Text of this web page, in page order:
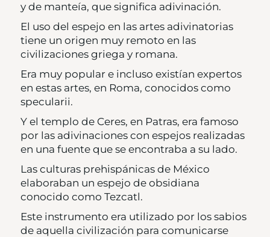
y de manteía, que significa adivinación.
El uso del espejo en las artes adivinatorias
tiene un origen muy remoto en las
civilizaciones griega y romana.
Era muy popular e incluso existían expertos
en estas artes, en Roma, conocidos como
specularii.
Y el templo de Ceres, en Patras, era famoso
por las adivinaciones con espejos realizadas
en una fuente que se encontraba a su lado.
Las culturas prehispánicas de México
elaboraban un espejo de obsidiana
conocido como Tezcatl.
Este instrumento era utilizado por los sabios
de aquella civilización para comunicarse